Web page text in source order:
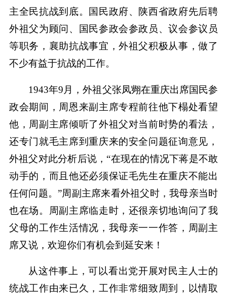
主全民抗战到底。国民政府、陕西省政府先后聘
外祖父为顾问、国民参政会参政员、议会参议员
等职务，襄助抗战事宜，外祖父积极从事，做了
不少有益于抗战的工作。
1943年9月，外祖父张凤翙在重庆出席国民参
政会期间，周恩来副主席专程前往他下榻处看望
他，周副主席倾听了外祖父对当前时势的看法，
还专门就毛主席到重庆来的安全问题征询意见，
外祖父对此分析后说，“在现在的情况下蒋是不敢
动手的，而且他还必须保证毛先生在重庆不能出
任何问题。”周副主席来看外祖父时，我母亲当时
也在场。周副主席临走时，还很亲切地询问了我
父母的工作生活情况，我母亲一一作答，周副主
席又说，欢迎你们有机会到延安来！
从这件事上，可以看出党开展对民主人士的
统战工作由来已久，工作非常细致周到，以情取